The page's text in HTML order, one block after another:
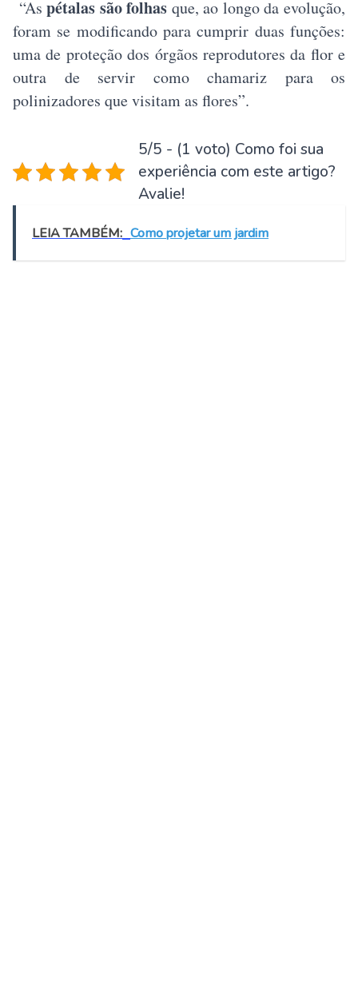
“Aspétalas são folhas que, ao longo da evolução,
foram se modificando para cumprir duas funções:
uma de proteção dos órgãos reprodutores da flor e
outra de servir como chamariz para os
polinizadores que visitam as flores”.
5/5 - (1 voto) Como foi sua
experiência com este artigo?
Avalie!
LEIA TAMBÉM: Como projetar um jardim